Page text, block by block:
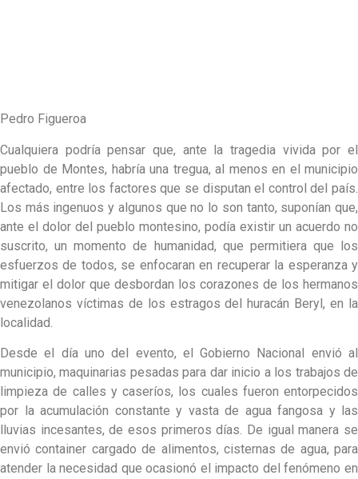
Pedro Figueroa
Cualquiera podría pensar que, ante la tragedia vivida por el
pueblo de Montes, habría una tregua, al menos en el municipio
afectado, entre los factores que se disputan el control del país.
Los más ingenuos y algunos que no lo son tanto, suponían que,
ante el dolor del pueblo montesino, podía existir un acuerdo no
suscrito, un momento de humanidad, que permitiera que los
esfuerzos de todos, se enfocaran en recuperar la esperanza y
mitigar el dolor que desbordan los corazones de los hermanos
venezolanos víctimas de los estragos del huracán Beryl, en la
localidad.
Desde el día uno del evento, el Gobierno Nacional envió al
municipio, maquinarias pesadas para dar inicio a los trabajos de
limpieza de calles y caseríos, los cuales fueron entorpecidos
por la acumulación constante y vasta de agua fangosa y las
lluvias incesantes, de esos primeros días. De igual manera se
envió container cargado de alimentos, cisternas de agua, para
atender la necesidad que ocasionó el impacto del fenómeno en